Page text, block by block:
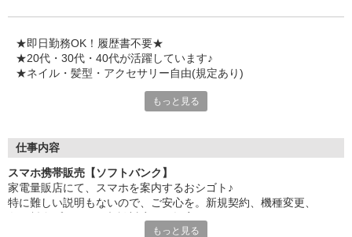
゜・。○。・゜+゜・。○。・゜+゜
★即日勤務OK！履歴書不要★
★20代・30代・40代が活躍しています♪
★ネイル・髪型・アクセサリー自由(規定あり)
各キャリアの新機種が特別価格で購入OK！！
特別割引価格でご利用可能☆☆
お得に過ごしたいあなたの味方です♪
【選べるお仕事いろいろ】
もっと見る
仕事内容
スマホ携帯販売【ソフトバンク】
家電量販店にて、スマホを案内するおシゴト♪
特に難しい説明もないので、ご安心を。新規契約、機種変更、
もっと見る